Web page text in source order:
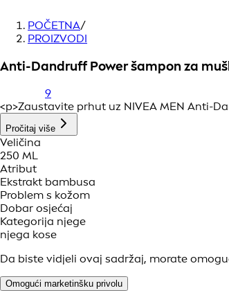
POČETNA/
PROIZVODI
Anti-Dandruff Power šampon za
9
<p>Zaustavite prhut uz NIVEA MEN Anti-
Pročitaj više
Veličina
250 ML
Atribut
Ekstrakt bambusa
Problem s kožom
Dobar osjećaj
Kategorija njege
njega kose
Da biste vidjeli ovaj sadržaj, morate
Omogući marketinšku privolu